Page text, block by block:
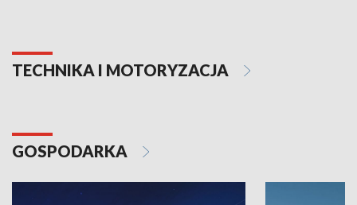
TECHNIKA I MOTORYZACJA
GOSPODARKA